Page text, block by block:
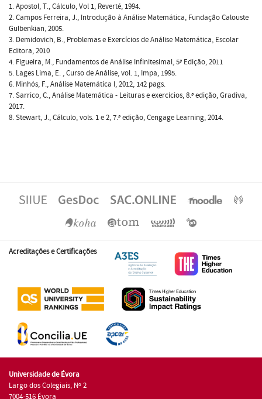
1. Apostol, T., Cálculo, Vol 1, Reverté, 1994.
2. Campos Ferreira, J., Introdução à Análise Matemática, Fundação Calouste
Gulbenkian, 2005.
3. Demidovich, B., Problemas e Exercícios de Análise Matemática, Escolar
Editora, 2010
4. Figueira, M., Fundamentos de Análise Infinitesimal, 5ª Edição, 2011
5. Lages Lima, E. , Curso de Análise, vol. 1, Impa, 1995.
6. Minhós, F., Análise Matemática I, 2012, 142 pags.
7. Sarrico, C., Análise Matemática - Leituras e exercícios, 8.ª edição, Gradiva,
2017.
8. Stewart, J., Cálculo, vols. 1 e 2, 7.ª edição, Cengage Learning, 2014.
Acreditações e Certificações
Universidade de Évora
Largo dos Colegiais, Nº 2
7004-516 Évora